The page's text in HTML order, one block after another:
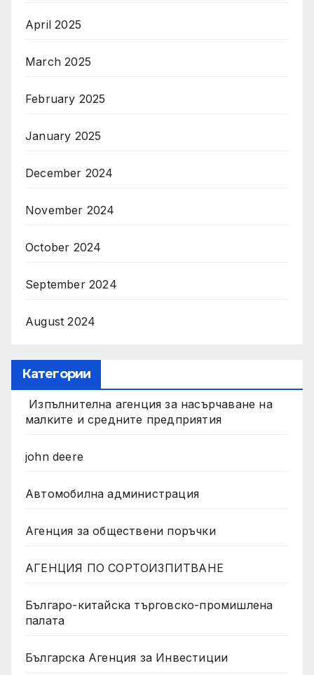
April 2025
March 2025
February 2025
January 2025
December 2024
November 2024
October 2024
September 2024
August 2024
Категории
Изпълнителна агенция за насърчаване на
малките и средните предприятия
john deere
Автомобилна администрация
Агенция за обществени поръчки
АГЕНЦИЯ ПО СОРТОИЗПИТВАНЕ
Българо-китайска търговско-промишлена
палата
Българска Агенция за Инвестиции